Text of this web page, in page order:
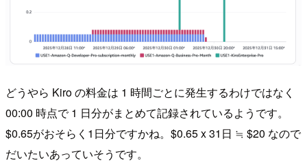
どうやら Kiro の料金は 1 時間ごとに発生するわけではなく
00:00 時点で 1 日分がまとめて記録されているようです。
$0.65がおそらく1日分ですかね。$0.65 x 31日 ≒ $20 なので
だいたいあっていそうです。